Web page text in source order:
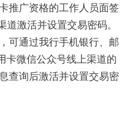
推广资格的工作人员面签
道激活并设置交易密码。
可通过我行手机银行、邮
卡微信公众号线上渠道的
查询后激活并设置交易密